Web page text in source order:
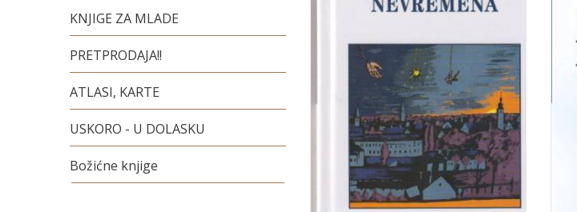
KNJIGE ZA MLADE
PRETPRODAJA!!
ATLASI, KARTE
USKORO - U DOLASKU
Božićne knjige